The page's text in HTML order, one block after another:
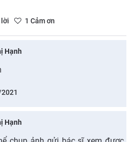
lời 1 Cảm ơn
Hạnh
Hạnh